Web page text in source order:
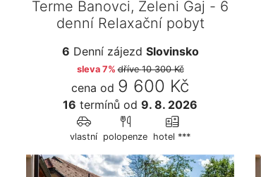
Terme Banovci, Zeleni Gaj - 6
denní Relaxační pobyt
6 Denní zájezd Slovinsko
sleva 7% dříve10 300 Kč
cena od 9 600 Kč
16 termínů od 9. 8. 2026
vlastní polopenze hotel ***